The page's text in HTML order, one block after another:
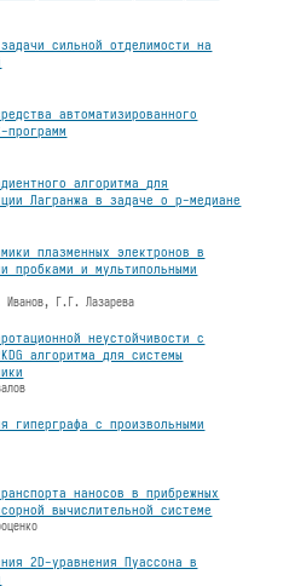
сильной отделимости на
автоматизированного
программ
алгоритма для
Лагранжа в задаче о p-медиане
плазменных электронов в
пробками и мультипольными
Г.Г. Лазарева
неустойчивости с
алгоритма для системы
гиперграфа с произвольными
наносов в прибрежных
вычислительной системе
2D-уравнения Пуассона в